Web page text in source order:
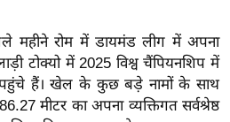
महीने रोम में डायमंड लीग में अपना
टोक्यो में 2025 विश्व चैंपियनशिप में
पहुंचे हैं। खेल के कुछ बड़े नामों के साथ
मीटर का अपना व्यक्तिगत सर्वश्रेष्ठ